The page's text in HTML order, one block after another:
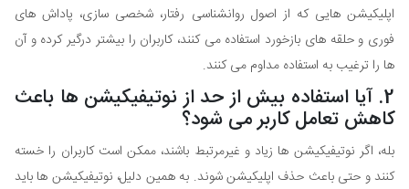
اپلیکیشن هایی که از اصول روانشناسی رفتار، شخصی سازی، پاداش های
فوری و حلقه های بازخورد استفاده می کنند، کاربران را بیشتر درگیر کرده و آن
ها را ترغیب به استفاده مداوم می کنند.
2. آیا استفاده بیش از حد از نوتیفیکیشن ها باعث
کاهش تعامل کاربر می شود؟
بله، اگر نوتیفیکیشن ها زیاد و غیرمرتبط باشند، ممکن است کاربران را خسته
کنند و حتی باعث حذف اپلیکیشن شوند. به همین دلیل، نوتیفیکیشن ها باید